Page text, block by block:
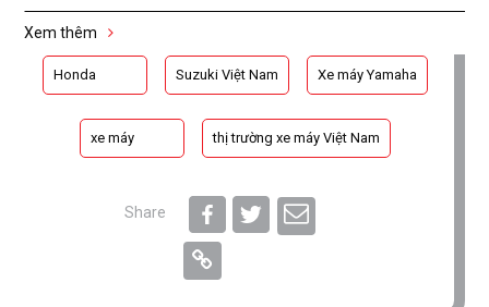
Xem thêm
Honda Suzuki Việt Nam Xe máy Yamaha
xe máy thị trường xe máy Việt Nam
Share